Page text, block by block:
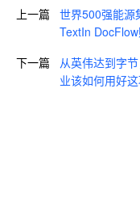
上一篇 世界500强能源
TextIn
下一篇
从英伟达到字
业该如何用好这